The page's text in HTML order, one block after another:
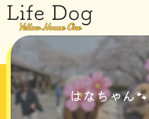
はなちゃん🐾